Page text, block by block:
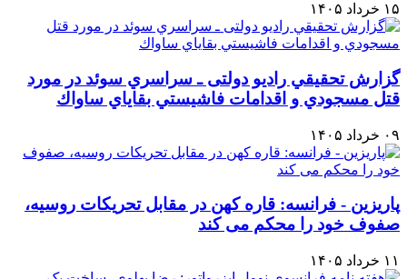
۱۵ خرداد ۱۴۰۵
گزارش تحقيقي رادیو دولتی ـ سراسري سوئد در مورد
قتل مسجودي و اقدامات فاشيستي بقاياي ساواك
۰۹ خرداد ۱۴۰۵
پاریزین - فرانسه: قاره کهن در مقابل تحریکات روسیه،
صفوف خود را محکم می کند
۱۱ خرداد ۱۴۰۵